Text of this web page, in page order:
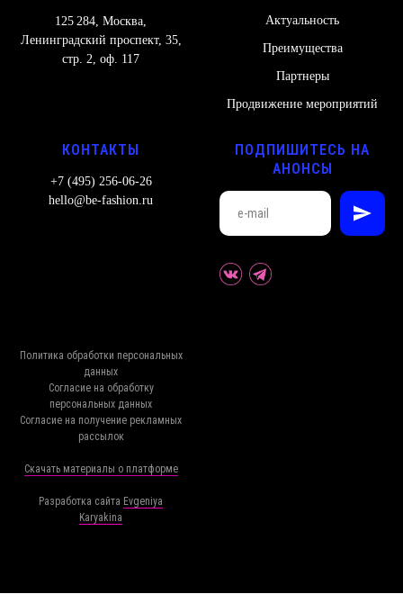
125 284, Москва,
Ленинградский проспект, 35,
стр. 2, оф. 117
Актуальность
Преимущества
Партнеры
Продвижение мероприятий
КОНТАКТЫ
+7 (495) 256-06-26
hello@be-fashion.ru
ПОДПИШИТЕСЬ НА
АНОНСЫ
Политика обработки персональных
данных
Согласие на обработку
персональных данных
Согласие на получение рекламных
рассылок
Скачать материалы о платформе
Разработка сайта Evgeniya
Karyakina